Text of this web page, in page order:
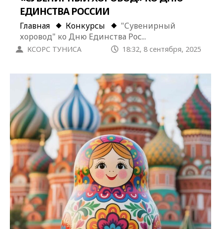
ЕДИНСТВА РОССИИ
Главная Конкурсы
"Сувенирный
хоровод" ко Дню Единства Рос...
КСОРС ТУНИСА 18:32, 8 сентября, 2025